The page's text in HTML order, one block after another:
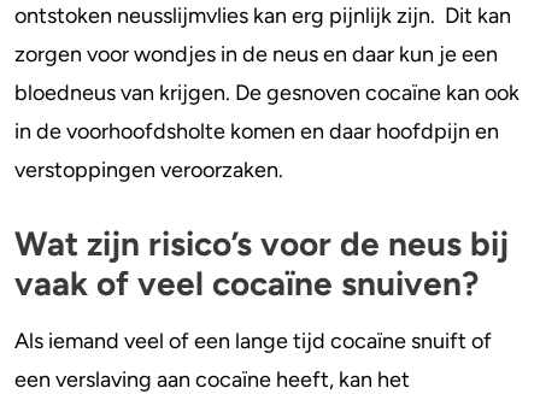
ontstoken neusslijmvlies kan erg pijnlijk zijn. Dit kan
zorgen voor wondjes in de neus en daar kun je een
bloedneus van krijgen. De gesnoven cocaïne kan ook
in de voorhoofdsholte komen en daar hoofdpijn en
verstoppingen veroorzaken.
Wat zijn risico’s voor de neus bij
vaak of veel cocaïne snuiven?
Als iemand veel of een lange tijd cocaïne snuift of
een verslaving aan cocaïne heeft, kan het